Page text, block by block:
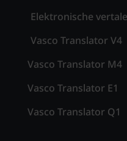
Elektronische
Vasco Translator V4
Vasco Translator M4
Vasco Translator E1
Vasco Translator Q1